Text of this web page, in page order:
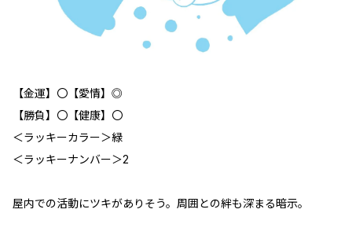
【金運】〇【愛情】◎
【勝負】〇【健康】〇
＜ラッキーカラー＞緑
＜ラッキーナンバー＞2
屋内での活動にツキがありそう。周囲との絆も深まる暗示。